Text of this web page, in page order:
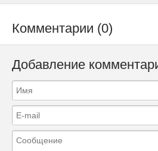
Комментарии (0)
Добавление